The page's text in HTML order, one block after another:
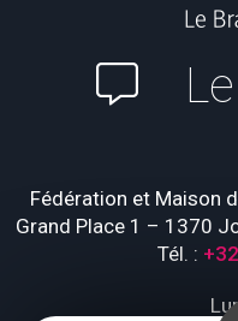
Fédération et Maison
Grand Place 1 –
Tél. :